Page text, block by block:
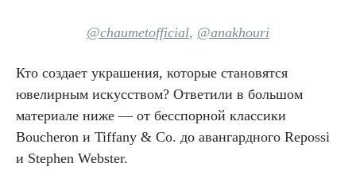
@chaumetofficial, @anakhouri
Кто создает украшения, которые становятся
ювелирным искусством? Ответили в большом
материале ниже — от бесспорной классики
Boucheron и Tiffany & Co. до авангардного Repossi
и Stephen Webster.